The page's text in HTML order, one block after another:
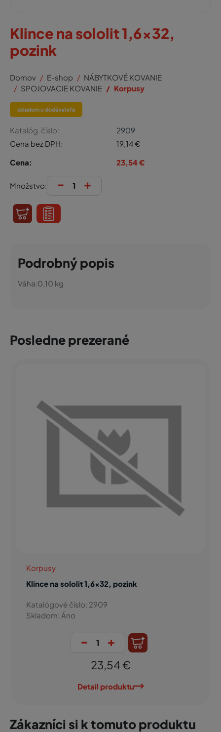
Klince na sololit 1,6x32,
pozink
Domov E-shop
NÁBYTKOVÉ KOVANIE
SPOJOVACIE KOVANIE
Korpusy
skladom u dodávateľa
Katalóg. číslo:
2909
Cena bez DPH:
19,14€
Cena:
23,54€
Množstvo: - +
Podrobný popis
Váha:0,10 kg
Posledne prezerané
Korpusy
Klince na sololit 1,6x32, pozink
Katalógové číslo: 2909
Skladom: Áno
- +
23,54 €
Detail produktu
Zákazníci si k tomuto produktu